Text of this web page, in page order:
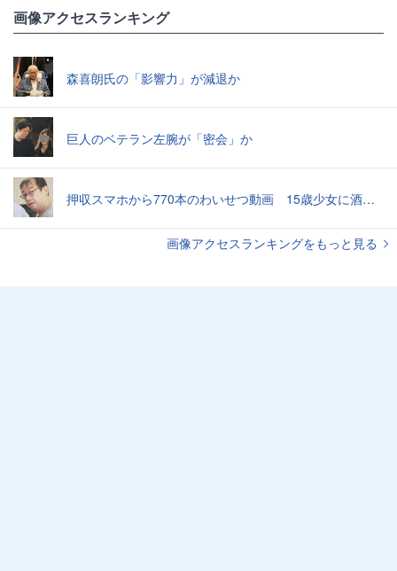
画像アクセスランキング
森喜朗氏の「影響力」が減退か
巨人のベテラン左腕が「密会」か
押収スマホから770本のわいせつ動画 15歳少女に酒と薬飲ませ性的暴行か 54歳男を再逮捕 「薬もありますよ」とSNSで誘い出し
画像アクセスランキングをもっと見る